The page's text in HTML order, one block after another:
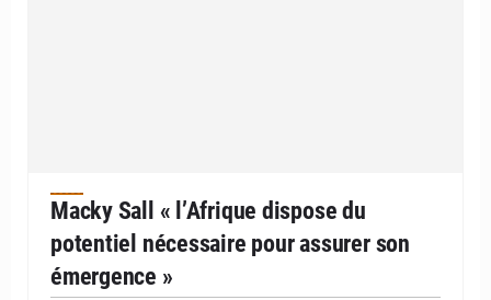
Macky Sall « l’Afrique dispose du
potentiel nécessaire pour assurer son
émergence »